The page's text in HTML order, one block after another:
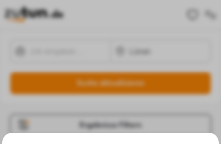
Suche aktualisieren
Ergebnisse Filtern